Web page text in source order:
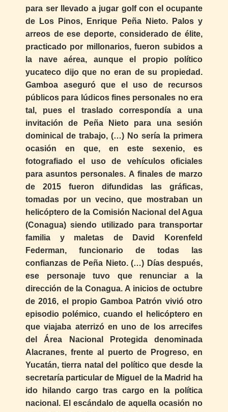
para ser llevado a jugar golf con el ocupante
de Los Pinos, Enrique Peña Nieto. Palos y
arreos de ese deporte, considerado de élite,
practicado por millonarios, fueron subidos a
la nave aérea, aunque el propio político
yucateco dijo que no eran de su propiedad.
Gamboa aseguró que el uso de recursos
públicos para lúdicos fines personales no era
tal, pues el traslado correspondía a una
invitación de Peña Nieto para una sesión
dominical de trabajo, (…) No sería la primera
ocasión en que, en este sexenio, es
fotografiado el uso de vehículos oficiales
para asuntos personales. A finales de marzo
de 2015 fueron difundidas las gráficas,
tomadas por un vecino, que mostraban un
helicóptero de la Comisión Nacional del Agua
(Conagua) siendo utilizado para transportar
familia y maletas de David Korenfeld
Federman, funcionario de todas las
confianzas de Peña Nieto. (…) Días después,
ese personaje tuvo que renunciar a la
dirección de la Conagua. A inicios de octubre
de 2016, el propio Gamboa Patrón vivió otro
episodio polémico, cuando el helicóptero en
que viajaba aterrizó en uno de los arrecifes
del Área Nacional Protegida denominada
Alacranes, frente al puerto de Progreso, en
Yucatán, tierra natal del político que desde la
secretaría particular de Miguel de la Madrid ha
ido hilando cargo tras cargo en la política
nacional. El escándalo de aquella ocasión no